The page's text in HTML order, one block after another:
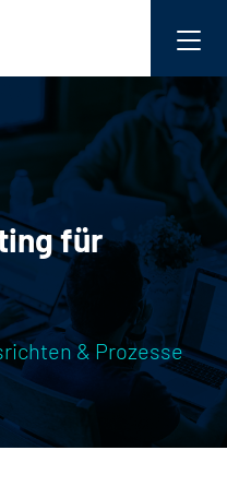
für
& Prozesse